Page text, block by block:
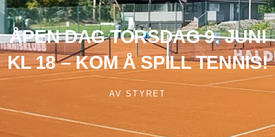
ÅPEN DAG TORSDAG 9. JUNI
KL 18 – KOM Å SPILL TENNIS!
AV STYRET